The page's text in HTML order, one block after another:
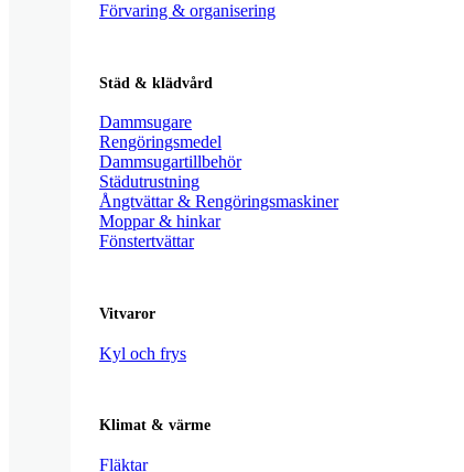
Förvaring & organisering
Städ & klädvård
Dammsugare
Rengöringsmedel
Dammsugartillbehör
Städutrustning
Ångtvättar & Rengöringsmaskiner
Moppar & hinkar
Fönstertvättar
Vitvaror
Kyl och frys
Klimat & värme
Fläktar